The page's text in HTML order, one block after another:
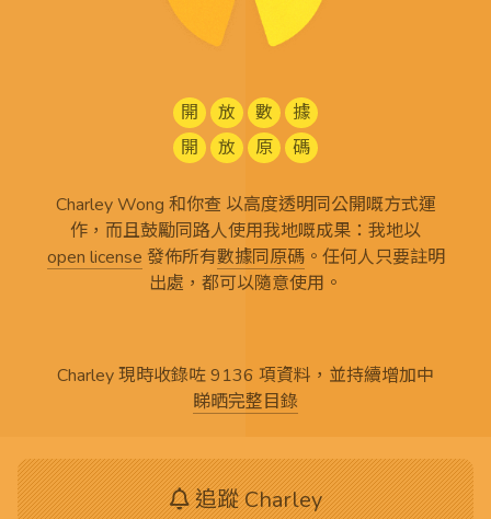
開 放 數
據
開
放 原 碼
Charley Wong 和你查 以高度透明同公開嘅方式運
作，而且鼓勵同路人使用我地嘅成果：我地以
open license 發佈所有數據同原碼。任何人只要註明
出處，都可以隨意使用。
Charley 現時收錄咗 9136 項資料，並持續增加中
睇晒完整目錄
追蹤 Charley